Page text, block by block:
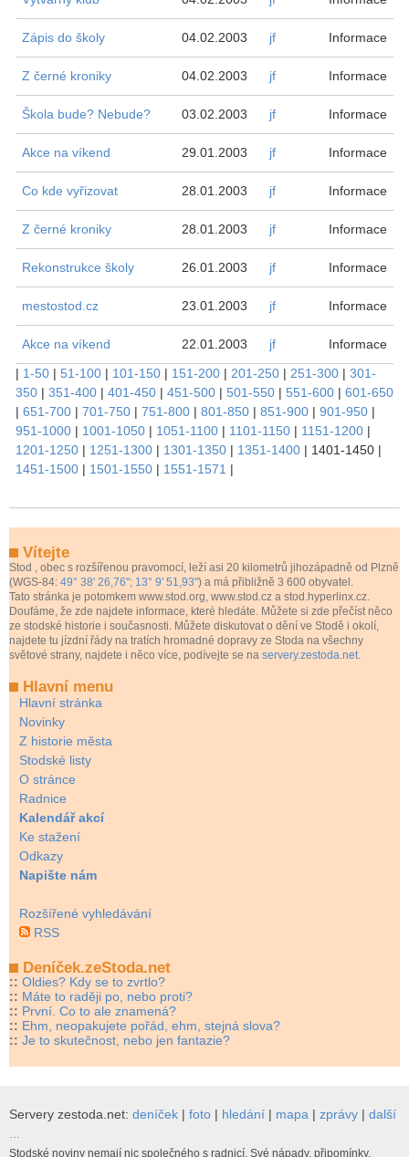
Zápis do školy 04.02.2003 jf Informace
Z černé kroniky 04.02.2003 jf Informace
Škola bude? Nebude? 03.02.2003 jf Informace
Akce na víkend 29.01.2003 jf Informace
Co kde vyřizovat 28.01.2003 jf Informace
Z černé kroniky 28.01.2003 jf Informace
Rekonstrukce školy 26.01.2003 jf Informace
mestostod.cz 23.01.2003 jf Informace
Akce na víkend 22.01.2003 jf
Informace
| 1-50 | 51-100 | 101-150 | 151-200 | 201-250 | 251-300 | 301-
350 | 351-400 | 401-450 | 451-500 | 501-550 | 551-600 | 601-650
| 651-700 | 701-750 | 751-800 | 801-850 | 851-900 | 901-950 |
951-1000 | 1001-1050 | 1051-1100 | 1101-1150 | 1151-1200 |
1201-1250 | 1251-1300 | 1301-1350 | 1351-1400 | 1401-1450 |
1451-1500 | 1501-1550 | 1551-1571 |
Vítejte
Stod , obec s rozšířenou pravomocí, leží asi 20 kilometrů jihozápadně od Plzně
(WGS-84: 49° 38' 26,76"; 13° 9' 51,93") a má přibližně 3 600 obyvatel.
Tato stránka je potomkem www.stod.org, www.stod.cz a stod.hyperlinx.cz.
Doufáme, že zde najdete informace, které hledáte. Můžete si zde přečíst něco
ze stodské historie i současnosti. Můžete diskutovat o dění ve Stodě i okolí,
najdete tu jízdní řády na tratích hromadné dopravy ze Stoda na všechny
světové strany, najdete i něco více, podívejte se na servery.zestoda.net.
Hlavní menu
Hlavní stránka
Novinky
Z historie města
Stodské listy
O stránce
Radnice
Kalendář akcí
Ke stažení
Odkazy
Napište nám
Rozšířené vyhledávání
RSS
Deníček.zeStoda.net
:: Oldies? Kdy se to zvrtlo?
:: Máte to raději po, nebo proti?
:: První. Co to ale znamená?
:: Ehm, neopakujete pořád, ehm, stejná slova?
:: Je to skutečnost, nebo jen fantazie?
Servery zestoda.net: deníček | foto | hledání | mapa | zprávy | další
Stodské noviny nemají nic společného s radnicí. Své nápady, připomínky,